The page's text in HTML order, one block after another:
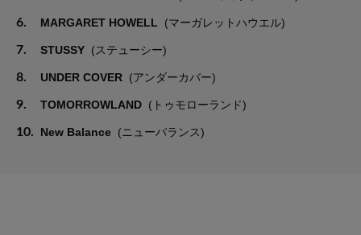
6. MARGARET HOWELL (マーガレットハウエル)
7. STUSSY (ステューシー)
8. UNDER COVER (アンダーカバー)
9. TOMORROWLAND (トゥモローランド)
10. New Balance (ニューバランス)